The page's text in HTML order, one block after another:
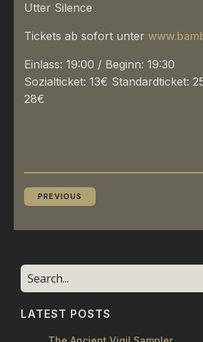
Utter Silence
Tickets ab sofort unter
Einlass: 19:00 / Beginn: 19:30
Sozialticket: 13€ Standardticket:
28€
PREVIOUS
LATEST POSTS